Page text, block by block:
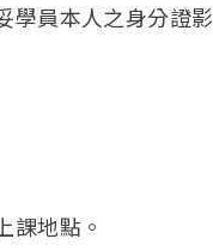
學員本人之身分證影
課地點。